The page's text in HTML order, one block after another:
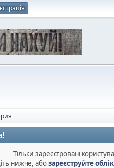
Тільки зареєстровані
нижче, абозареєструйте